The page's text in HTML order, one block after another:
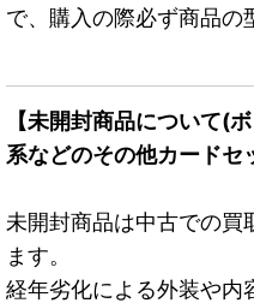
で、購入の際必ず商品の
【未開封商品について(
系などのその他カードセ
未開封商品は中古での買
ます。
経年劣化による外装や内